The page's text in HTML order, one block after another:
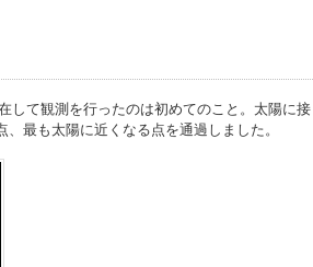
して観測を行ったのは初めてのこと。太陽に接
最も太陽に近くなる点を通過しました。